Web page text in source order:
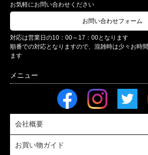
お気軽にお問い合わせください
お問い合わせフォーム
対応は営業日の10：00～17：00となります
順番での対応となりますので、混雑時は少々お時
ます
会社概要
お買い物ガイド